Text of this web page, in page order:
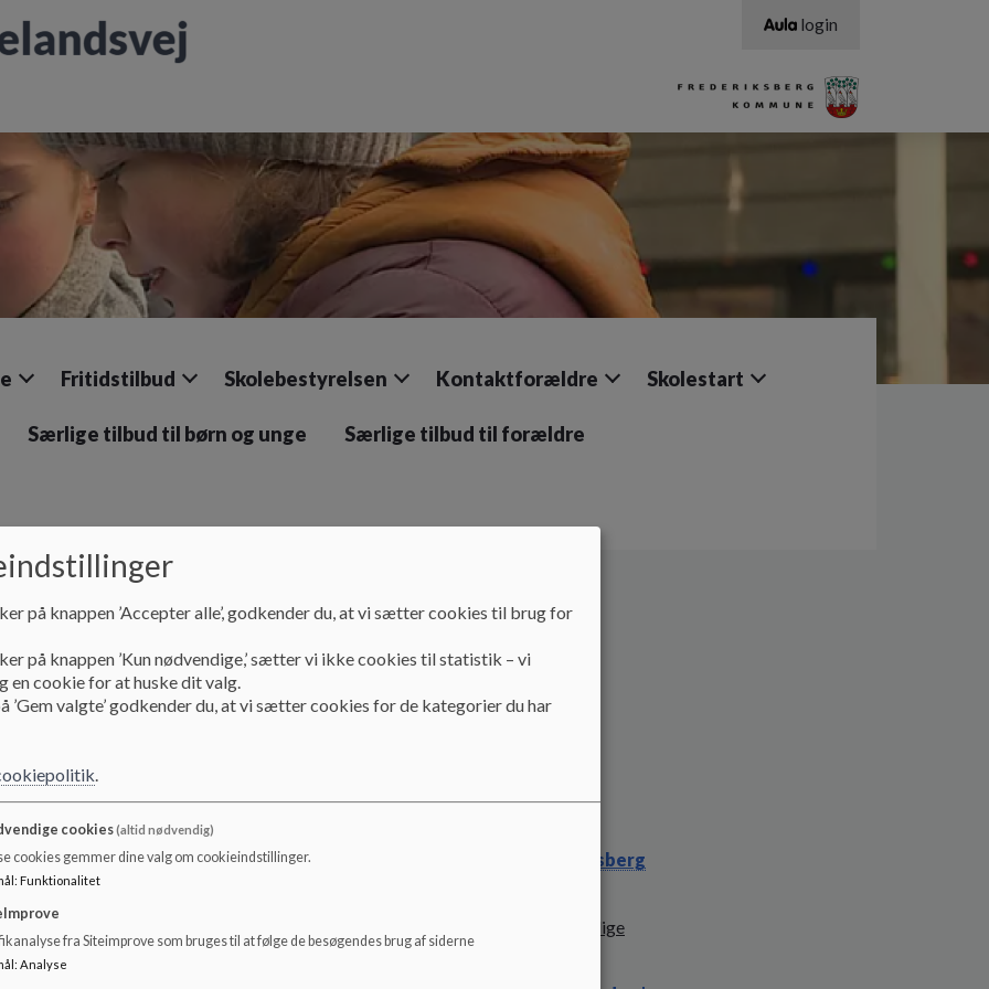
login
Fritidstilbud Skolebestyrelsen Kontaktforældre Skolestart
Særlige tilbud til børn og unge Særlige tilbud til forældre
af eksamen i år (folkeskolen.dk)
i læse omkring modtagelsen af de ukrainske skolebørn på vores skole:
skal ukrainske flygtningebørn gå i skole og vuggestue på Frederiksberg
i læse en artikel fra Frederiksberg Liv, om skraldeudfordringen ved den offentlige
på knappen ’Accepter alle’, godkender du, at vi sætter cookies til brug for
på knappen ’Kun nødvendige,’ sætter vi ikke cookies til statistik – vi
en cookie for at huske dit valg.
’Gem valgte’ godkender du, at vi sætter cookies for de kategorier du har
.
cookies(altid nødvendig)
cookies gemmer dine valg om cookieindstillinger.
: Funktionalitet
fra Siteimprove som bruges til at følge de besøgendes brug af siderne
: Analyse